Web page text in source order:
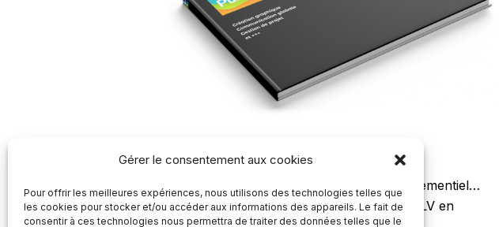
Gérer le consentement aux cookies
Pour offrir les meilleures expériences, nous utilisons des technologies telles que
les cookies pour stocker et/ou accéder aux informations des appareils. Le fait de
consentir à ces technologies nous permettra de traiter des données telles que le
PLV In store, display, grand format ou évènementiel…
découvrez nos compétences en terme de PLV en